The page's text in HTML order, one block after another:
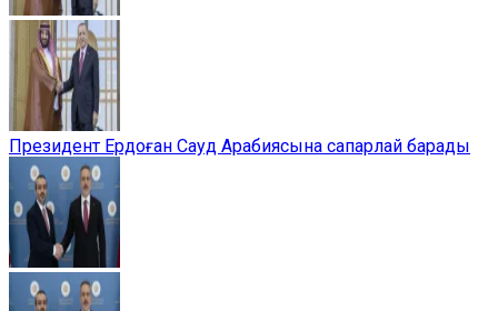
Президент Ердоған Сауд Арабиясына сапарлай барады